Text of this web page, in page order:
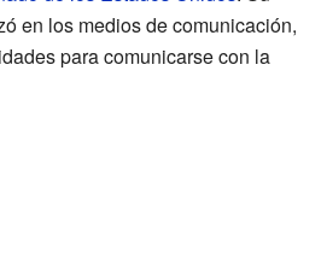
en los medios de comunicación,
para comunicarse con la